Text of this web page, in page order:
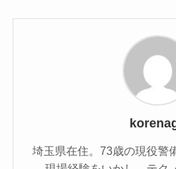
埼玉県在住。73歳の現役警